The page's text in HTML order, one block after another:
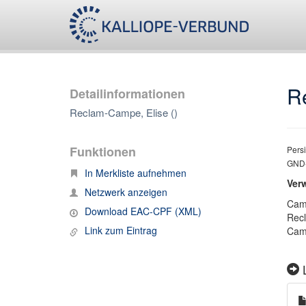
Detailinformationen
Reclam-Campe, Elise ()
Funktionen
In Merkliste aufnehmen
Netzwerk anzeigen
Download EAC-CPF (XML)
Link zum Eintrag